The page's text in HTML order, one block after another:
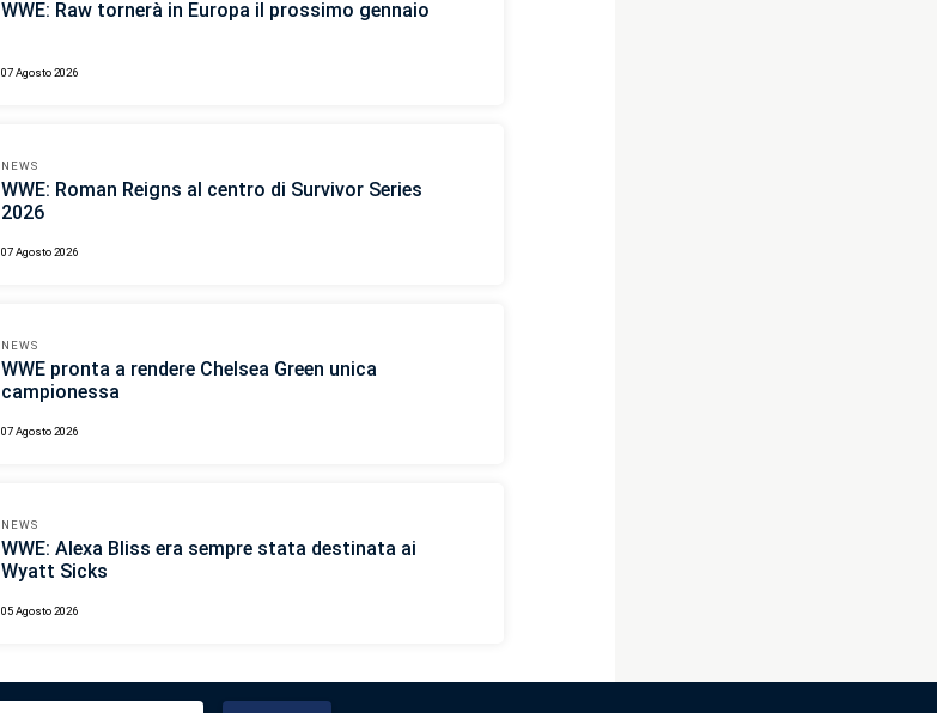
WWE: Raw tornerà in Europa il prossimo gennaio
07 Agosto 2026
NEWS
WWE: Roman Reigns al centro di Survivor Series
2026
07 Agosto 2026
NEWS
WWE pronta a rendere Chelsea Green unica
campionessa
07 Agosto 2026
NEWS
WWE: Alexa Bliss era sempre stata destinata ai
Wyatt Sicks
05 Agosto 2026